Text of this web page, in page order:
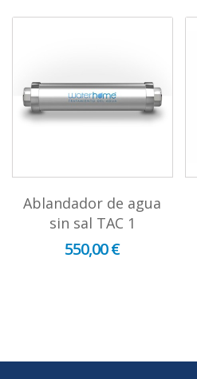
Ablandador de agua
sin sal TAC 1
550,00 €